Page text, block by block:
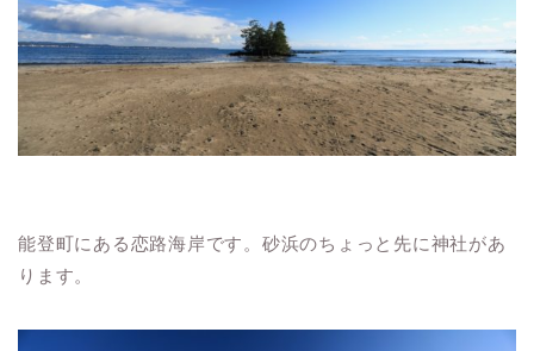
能登町にある恋路海岸です。砂浜のちょっと先に神社があ
ります。